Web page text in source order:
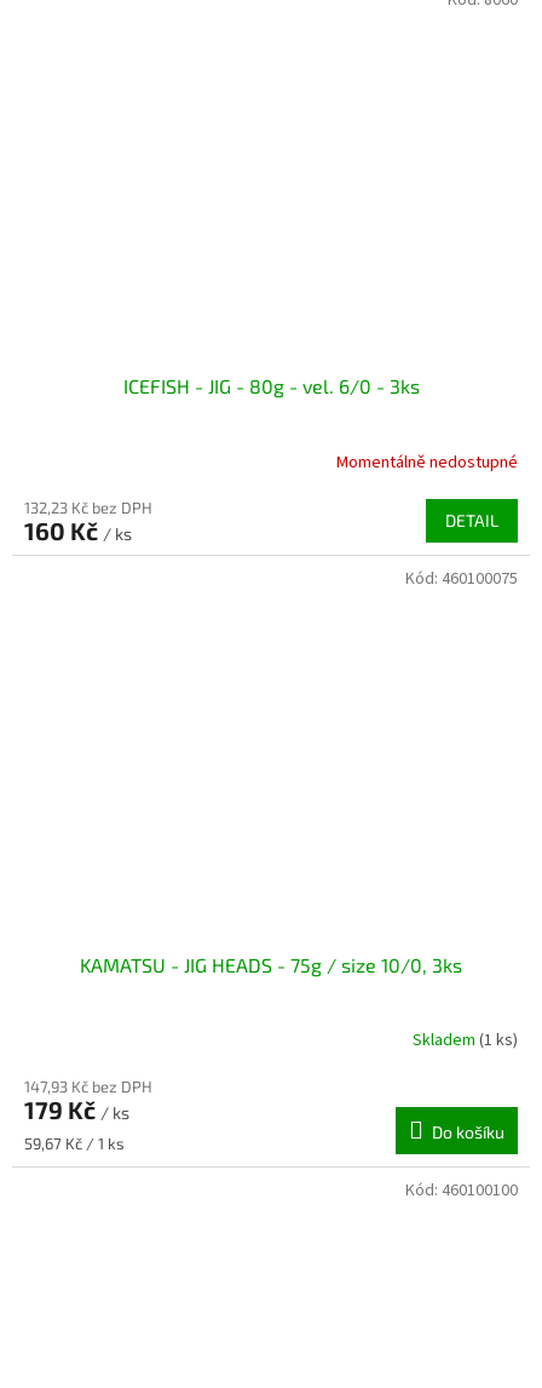
ICEFISH - JIG - 80g - vel. 6/0 - 3ks
Momentálně nedostupné
132,23 Kč bez DPH
160 Kč / ks
DETAIL
KAMATSU - JIG HEADS - 75g / size 10/0, 3ks
Skladem (1 ks)
147,93 Kč bez DPH
179 Kč / ks
Měrná
cena:
59,67 Kč / 1 ks
Do košíku
Kód: 460100075
Kód: 460100100